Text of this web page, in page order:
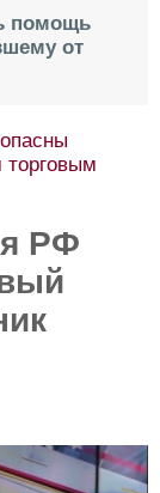
помощь
от
торговым
РФ